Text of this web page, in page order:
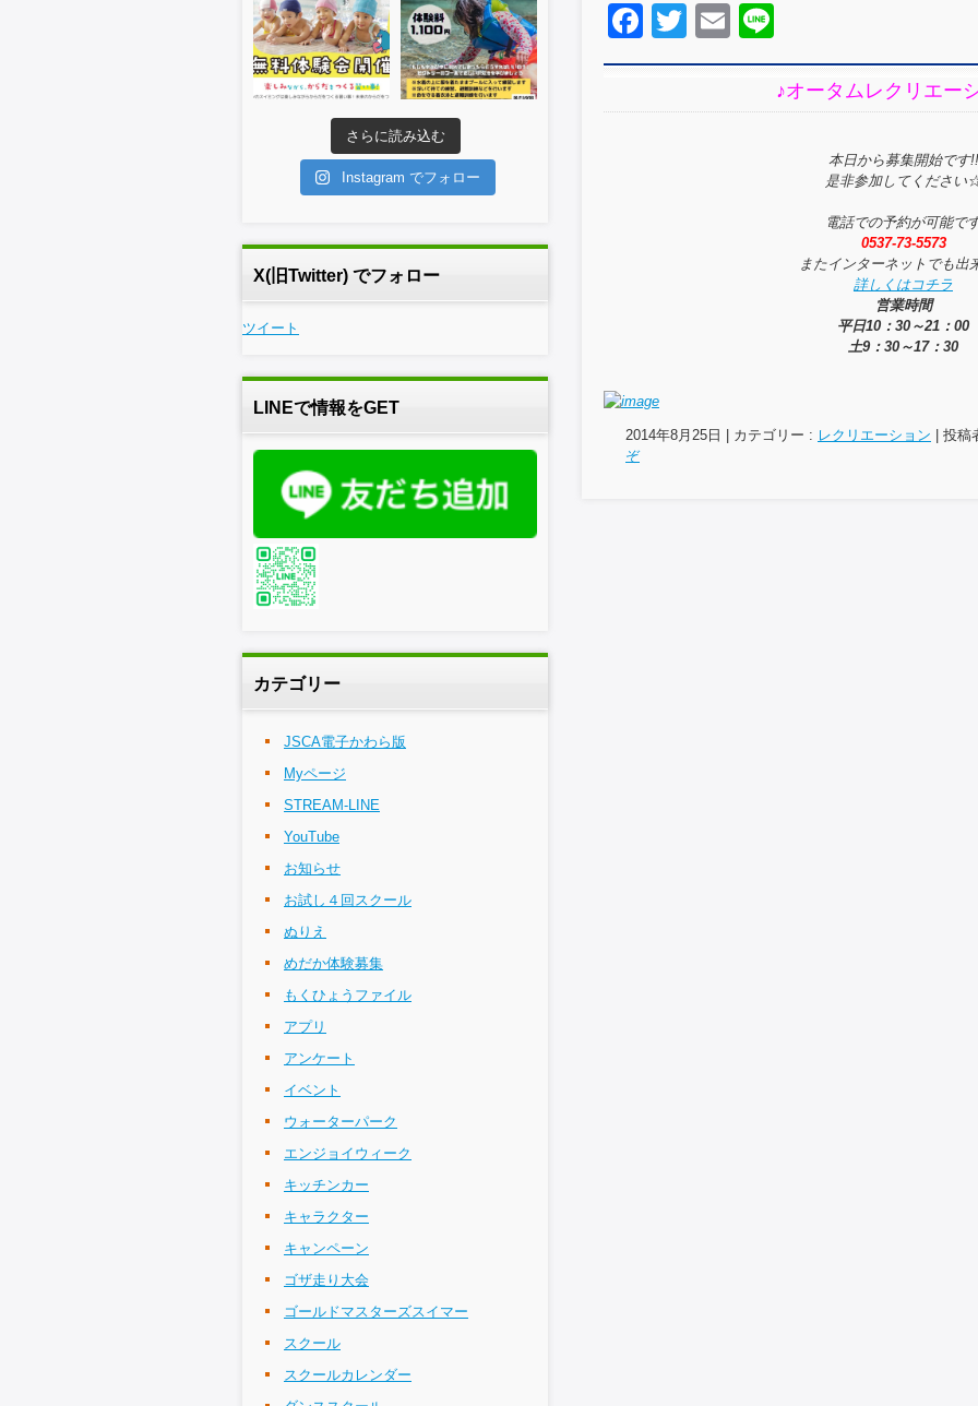
F
a
e
T
wi
er
E
m n
e
♪オータムレクリエー
本日から募集開始です!!
是非参加してください
電話での予約が可能で
0537-73-5573
またインターネットでも出
詳しくはコチラ
営業時間
平日10：30～21：00
土9：30～17：30
2014年8月25日 カテゴリー : レクリエーション 投稿
ぞ
さらに読み込む
Instagram でフォロー
X(旧Twitter) でフォロー
ツイート
LINEで情報をGET
カテゴリー
JSCA電子かわら版
Myページ
STREAM-LINE
YouTube
お知らせ
お試し４回スクール
ぬりえ
めだか体験募集
もくひょうファイル
アプリ
アンケート
イベント
ウォーターパーク
エンジョイウィーク
キッチンカー
キャラクター
キャンペーン
ゴザ走り大会
ゴールドマスターズスイマー
スクール
スクールカレンダー